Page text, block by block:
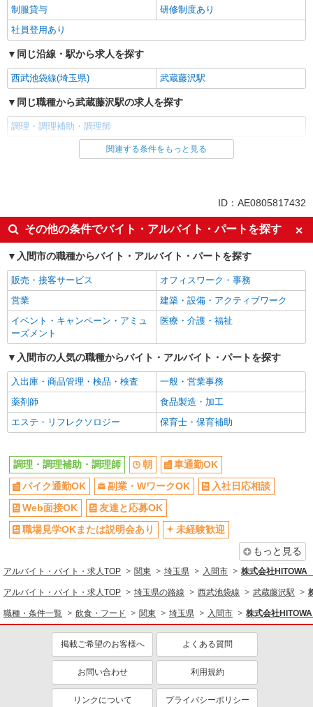
制服貸与
研修制度あり
社員登用あり
同じ沿線・駅から求人を探す
西武池袋線(埼玉県) 武蔵藤沢駅
同じ職種から武蔵藤沢駅の求人を探す
調理・調理補助・調理師
同じ雇用形態から武蔵藤沢駅の求人を探す
朝
車通勤OK
バイク通勤OK
副業・WワークOK
入社日応相談
Web面接OK
友達と応募OK
職場見学OKまたは説明会あり
未経験歓迎
経験者・有資格者歓迎
新卒・第二新卒歓迎
女性活躍中
主婦・主夫歓迎
フリーター歓迎
学歴不問
ブランクOK
ミドル（40代～）活躍中
エルダー（50代～）活躍中
シニア（60代～）活躍中
ボーナス・賞与あり
昇給あり
時間固定シフト制
交通費支給
社会保険あり
家賃補助・住宅手当有
まかない・食事補助
産休・育休取得実績あり
退職金・財形貯蓄制度あり
各種手当（家族・役職・インセン
ティブなど）あり
社割・特典あり
飲食・フード
調理・調理補助・調理師
同じ特徴から求人を探す
副業・WワークOK
関連する条件をもっと見る
ID：AE0805817432
その他の条件でバイト・アルバイト・パートを探す
入間市の職種からバイト・アルバイト・パートを探す
販売・接客サービス
オフィスワーク・事務
営業
建築・設備・アクティブワーク
イベント・キャンペーン・アミュ
ーズメント
医療・介護・福祉
入間市の人気の職種からバイト・アルバイト・パートを探す
入出庫・商品管理・検品・検査
一般・営業事務
薬剤師
食品製造・加工
エステ・リフレクソロジー
保育士・保育補助
調理・調理補助・調理師 朝
車通勤OK
バイク通勤OK
副業・WワークOK
入社日応相談
Web面接OK
友達と応募OK
職場見学OKまたは説明会あり
未経験歓迎
もっと見る
アルバイト・バイト・求人TOP 関東 埼玉県 入間市 株式会社HITOWA
アルバイト・バイト・求人TOP 埼玉県の路線 西武池袋線 武蔵藤沢駅
職種・条件一覧 飲食・フード 関東 埼玉県 入間市 株式会社
掲載ご希望のお客様へ よくある質問
お問い合わせ 利用規約
リンクについて プライバシーポリシー